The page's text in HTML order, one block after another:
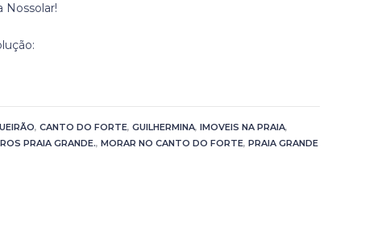
, CANTO DO FORTE, GUILHERMINA, IMOVEIS NA PRAIA,
PRAIA GRANDE., MORAR NO CANTO DO FORTE, PRAIA GRANDE